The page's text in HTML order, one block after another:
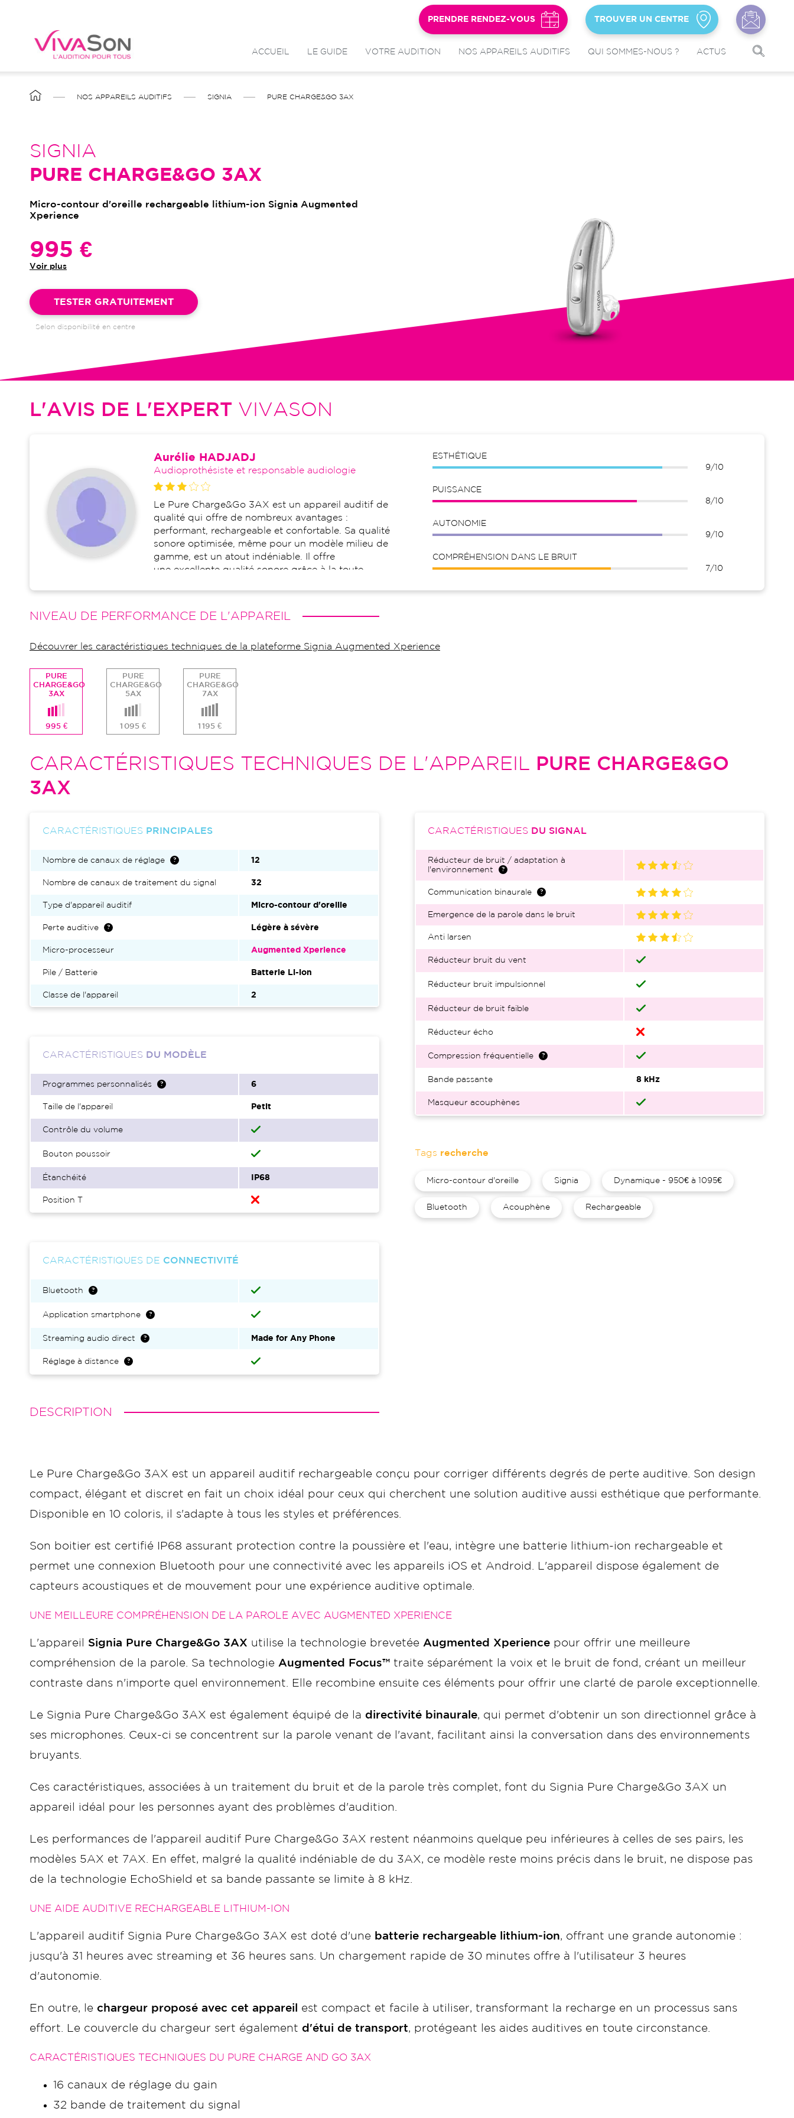
contenu
ACCUEIL LE GUIDE VOTRE AUDITION NOS APPAREILS AUDITIFS QUI SOMMES-NOUS ? ACTUS
PRENDRE RENDEZ-VOUS TROUVER UN CENTRE
FIL
NOS APPAREILS AUDITIFS SIGNIA PURE CHARGE&GO 3AX
SIGNIA
PURE CHARGE&GO 3AX
Micro-contour d'oreille rechargeable lithium-ion Signia Augmented
Xperience
995 €
Voir plus
TESTER GRATUITEMENT
Selon disponibilité en centre
L'AVIS DE L'EXPERT VIVASON
Aurélie HADJADJ
Audioprothésiste et responsable audiologie
Le Pure Charge&Go 3AX est un appareil auditif de
qualité qui offre de nombreux avantages :
performant, rechargeable et confortable. Sa qualité
sonore optimisée, même pour un modèle milieu de
gamme, est un atout indéniable. Il offre
une excellente qualité sonore grâce à la toute
ESTHÉTIQUE
9/10
PUISSANCE
8/10
AUTONOMIE
9/10
COMPRÉHENSION DANS LE BRUIT
7/10
NIVEAU DE PERFORMANCE DE L'APPAREIL
Découvrer les caractéristiques techniques de la plateforme Signia Augmented Xperience
PURE
CHARGE&GO
3AX
995 €
PURE
CHARGE&GO
5AX
1 095 €
PURE
CHARGE&GO
7AX
1 195 €
CARACTÉRISTIQUES TECHNIQUES DE L'APPAREIL
PURE CHARGE&GO
3AX
CARACTÉRISTIQUES PRINCIPALES
Nombre de canaux de réglage 12
Nombre de canaux de traitement du signal 32
Type d'appareil auditif Micro-contour d'oreille
Perte auditive Légère à sévère
Micro-processeur Augmented Xperience
Pile / Batterie Batterie Li-ion
Classe de l'appareil 2
CARACTÉRISTIQUES DU MODÈLE
Programmes personnalisés 6
Taille de l'appareil Petit
Contrôle du volume
Bouton poussoir
Étanchéité IP68
Position T
CARACTÉRISTIQUES DE CONNECTIVITÉ
Bluetooth
Application smartphone
Streaming audio direct Made for Any Phone
Réglage à distance
CARACTÉRISTIQUES DU SIGNAL
Réducteur de bruit / adaptation à
l'environnement
Communication binaurale
Emergence de la parole dans le bruit
Anti larsen
Réducteur bruit du vent
Réducteur bruit impulsionnel
Réducteur de bruit faible
Réducteur écho
Compression fréquentielle
Bande passante 8 kHz
Masqueur acouphènes
Tags recherche
Micro-contour d'oreille Signia Dynamique - 950€ à 1095€
Bluetooth Acouphène Rechargeable
DESCRIPTION
Le Pure Charge&Go 3AX est un appareil auditif rechargeable conçu pour corriger différents degrés de perte auditive. Son design
compact, élégant et discret en fait un choix idéal pour ceux qui cherchent une solution auditive aussi esthétique que performante.
Disponible en 10 coloris, il s'adapte à tous les styles et préférences.
Son boitier est certifié IP68 assurant protection contre la poussière et l'eau, intègre une batterie lithium-ion rechargeable et
permet une connexion Bluetooth pour une connectivité avec les appareils iOS et Android. L'appareil dispose également de
capteurs acoustiques et de mouvement pour une expérience auditive optimale.
UNE MEILLEURE COMPRÉHENSION DE LA PAROLE AVEC AUGMENTED XPERIENCE
L'appareil Signia Pure Charge&Go 3AX utilise la technologie brevetée Augmented Xperience pour offrir une meilleure
compréhension de la parole. Sa technologie Augmented Focus™ traite séparément la voix et le bruit de fond, créant un meilleur
contraste dans n'importe quel environnement. Elle recombine ensuite ces éléments pour offrir une clarté de parole exceptionnelle.
Le Signia Pure Charge&Go 3AX est également équipé de la directivité binaurale, qui permet d'obtenir un son directionnel grâce à
ses microphones. Ceux-ci se concentrent sur la parole venant de l'avant, facilitant ainsi la conversation dans des environnements
bruyants.
Ces caractéristiques, associées à un traitement du bruit et de la parole très complet, font du Signia Pure Charge&Go 3AX un
appareil idéal pour les personnes ayant des problèmes d'audition.
Les performances de l'appareil auditif Pure Charge&Go 3AX restent néanmoins quelque peu inférieures à celles de ses pairs, les
modèles 5AX et 7AX. En effet, malgré la qualité indéniable de du 3AX, ce modèle reste moins précis dans le bruit, ne dispose pas
de la technologie EchoShield et sa bande passante se limite à 8 kHz.
UNE AIDE AUDITIVE RECHARGEABLE LITHIUM-ION
L'appareil auditif Signia Pure Charge&Go 3AX est doté d'une batterie rechargeable lithium-ion, offrant une grande autonomie :
jusqu'à 31 heures avec streaming et 36 heures sans. Un chargement rapide de 30 minutes offre à l'utilisateur 3 heures
d'autonomie.
En outre, le chargeur proposé avec cet appareil
est compact et facile à utiliser, transformant la recharge en un processus sans
effort. Le couvercle du chargeur sert également d'étui de transport, protégeant les aides auditives en toute circonstance.
CARACTÉRISTIQUES TECHNIQUES DU PURE CHARGE AND GO 3AX
16 canaux de réglage du gain
32 bande de traitement du signal